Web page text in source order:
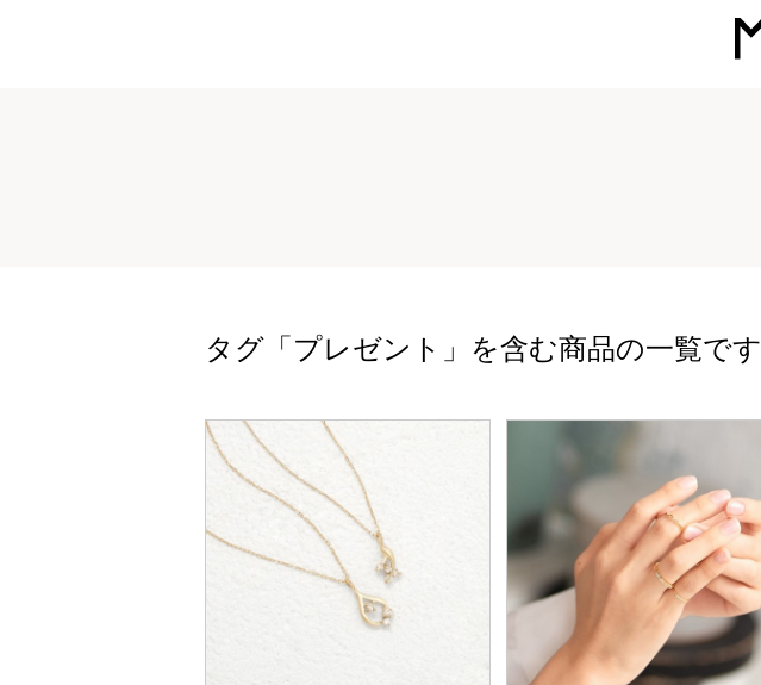
タグ「プレゼント」を含む商品の一覧です